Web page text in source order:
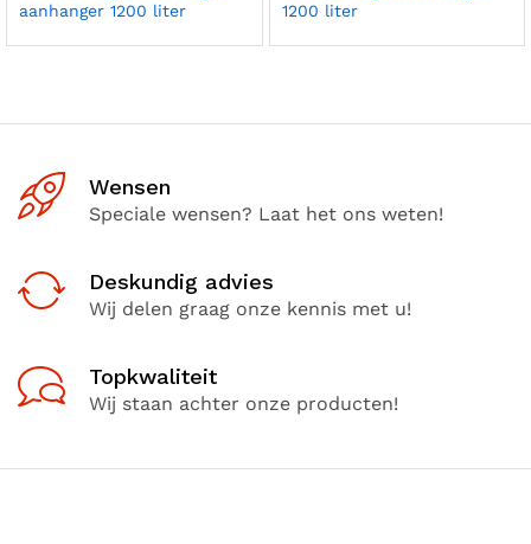
aanhanger 1200 liter
1200 liter
Wensen
Speciale wensen? Laat het ons weten!
Deskundig advies
Wij delen graag onze kennis met u!
Topkwaliteit
Wij staan achter onze producten!